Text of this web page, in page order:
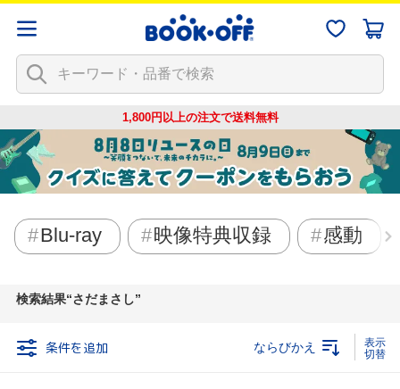
1,800円以上の注文で送料無料
Blu-ray 映像特典収録 感動
検索結果 さだまさし
条件を追加 ならびかえ